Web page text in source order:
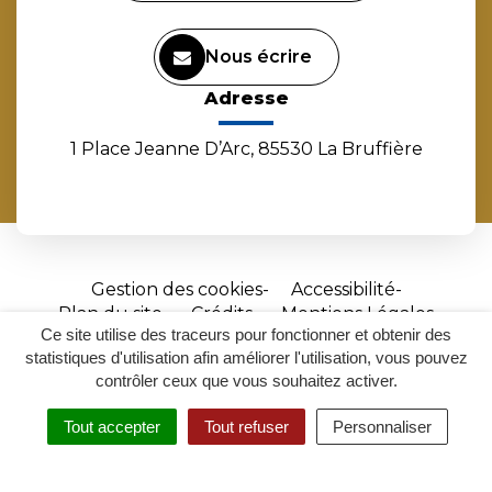
Ce site utilise des traceurs pour fonctionner et obtenir des
statistiques d'utilisation afin améliorer l'utilisation, vous pouvez
contrôler ceux que vous souhaitez activer.
Tout accepter Tout refuser Personnaliser
RECHERCHER
ACCESSIBILITÉ
Nous écrire
Adresse
1 Place Jeanne D’Arc, 85530 La Bruffière
Gestion des cookies
Accessibilité
Plan du site
Crédits
Mentions Légales
Site
réalisé
par
Inovagora